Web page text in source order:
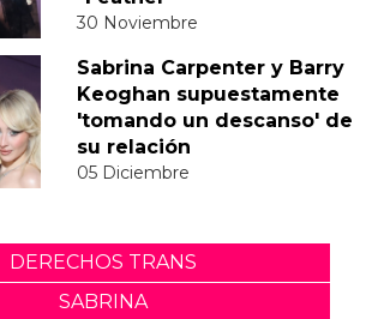
30 Noviembre
Sabrina Carpenter y Barry
Keoghan supuestamente
'tomando un descanso' de
su relación
05 Diciembre
DERECHOS TRANS
SABRINA